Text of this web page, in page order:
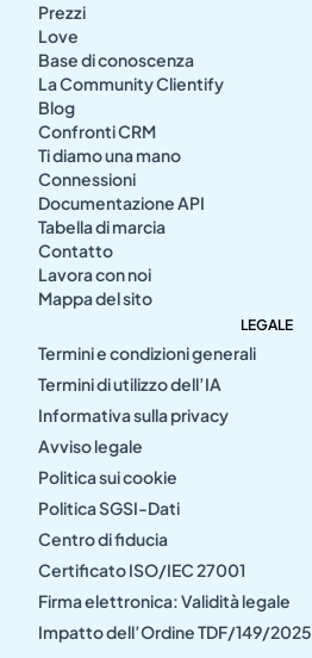
Prezzi
Love
Base di conoscenza
La Community Clientify
Blog
Confronti CRM
Ti diamo una mano
Connessioni
Documentazione API
Tabella di marcia
Contatto
Lavora con noi
Mappa del sito
LEGALE
Termini e condizioni generali
Termini di utilizzo dell’IA
Informativa sulla privacy
Avviso legale
Politica sui cookie
Politica SGSI-Dati
Centro di fiducia
Certificato ISO/IEC 27001
Firma elettronica: Validità legale
Impatto dell’Ordine TDF/149/2025